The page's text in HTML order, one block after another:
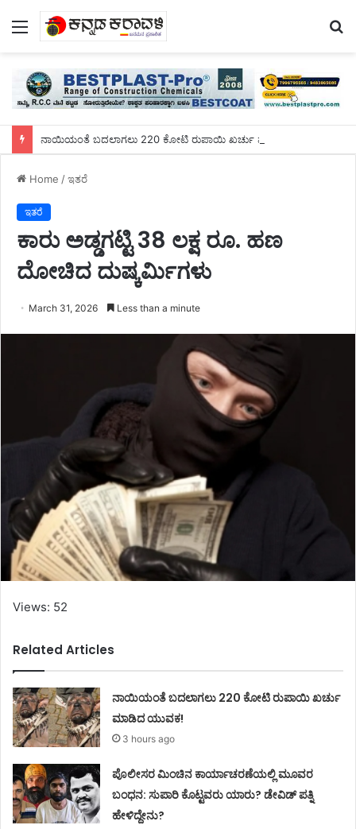
Menu
ನಾಯಿಯಂತೆ ಬದಲಾಗಲು 220 ಕೋಟಿ ರುಪಾಯಿ ಖರ್ಚು ಮಾಡಿದ ಯುವಕ!
Home /ಇತರೆ
ಇತರೆ
ಕಾರು ಅಡ್ಡಗಟ್ಟಿ 38 ಲಕ್ಷ ರೂ. ಹಣ
ದೋಚಿದ ದುಷ್ಕರ್ಮಿಗಳು
March 31, 2026 Less than a minute
Views: 52
Related Articles
ನಾಯಿಯಂತೆ ಬದಲಾಗಲು 220 ಕೋಟಿ ರುಪಾಯಿ ಖರ್ಚು
ಮಾಡಿದ ಯುವಕ!
3 hours ago
ಪೊಲೀಸರ ಮಿಂಚಿನ ಕಾರ್ಯಾಚರಣೆಯಲ್ಲಿ ಮೂವರ
ಬಂಧನ: ಸುಪಾರಿ ಕೊಟ್ಟವರು ಯಾರು? ಡೇವಿಡ್ ಪತ್ನಿ
ಹೇಳಿದ್ದೇನು?